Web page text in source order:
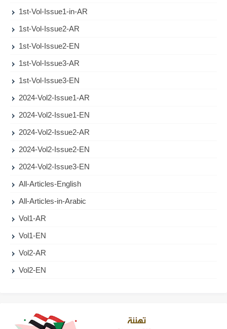
1st-Vol-Issue1-in-AR
1st-Vol-Issue2-AR
1st-Vol-Issue2-EN
1st-Vol-Issue3-AR
1st-Vol-Issue3-EN
2024-Vol2-Issue1-AR
2024-Vol2-Issue1-EN
2024-Vol2-Issue2-AR
2024-Vol2-Issue2-EN
2024-Vol2-Issue3-EN
All-Articles-English
All-Articles-in-Arabic
Vol1-AR
Vol1-EN
Vol2-AR
Vol2-EN